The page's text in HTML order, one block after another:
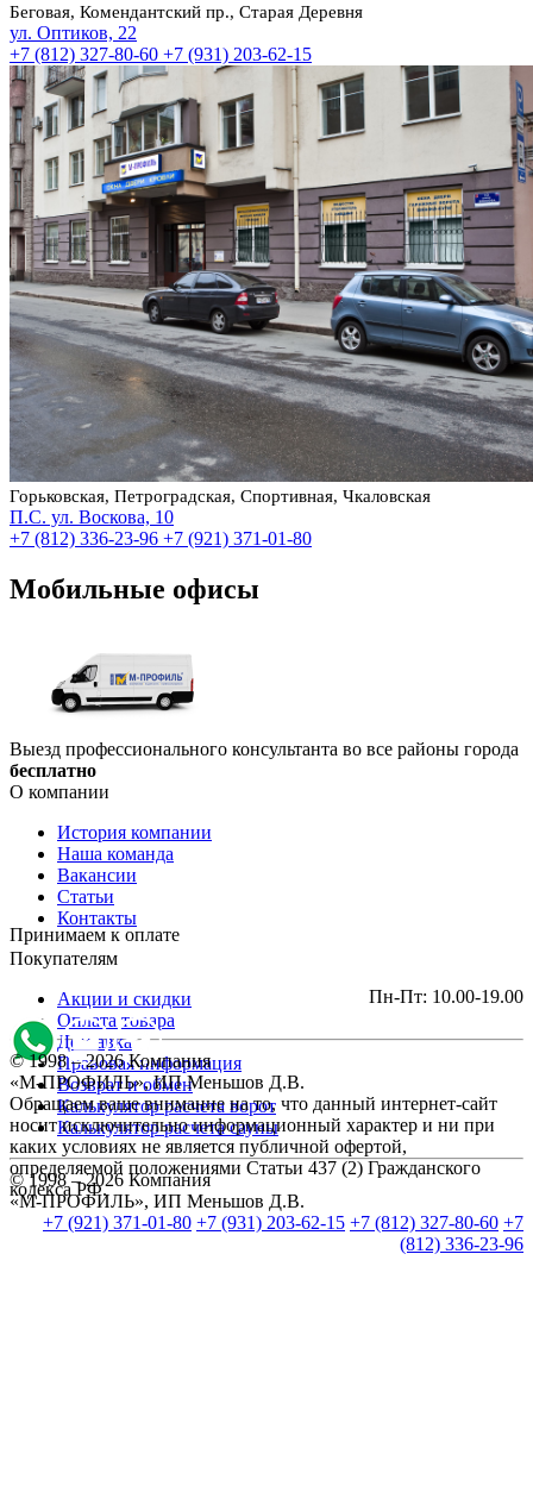
Беговая, Комендантский пр., Старая Деревня
ул. Оптиков, 22
+7 (812) 327-80-60 +7 (931) 203-62-15
Горьковская, Петроградская, Спортивная, Чкаловская
П.С. ул. Воскова, 10
+7 (812) 336-23-96 +7 (921) 371-01-80
Мобильные офисы
Выезд профессионального консультанта во все районы города
бесплатно
О компании
История компании
Наша команда
Вакансии
Статьи
Контакты
Покупателям
Акции и скидки
Оплата товара
Доставка
Правовая информация
Возврат и обмен
Калькулятор расчета ворот
Калькулятор расчета сауны
© 1998 – 2026 Компания
«М-ПРОФИЛЬ», ИП Меньшов Д.В.
+7 (921) 371-01-80 +7 (931) 203-62-15 +7 (812) 327-80-60 +7
(812) 336-23-96
Принимаем к оплате
Пн-Пт: 10.00-19.00
© 1998 – 2026 Компания
«М-ПРОФИЛЬ», ИП Меньшов Д.В.
Обращаем ваше внимание на то, что данный интернет-сайт
носит исключительно информационный характер и ни при
каких условиях не является публичной офертой,
определяемой положениями Статьи 437 (2) Гражданского
кодекса РФ.